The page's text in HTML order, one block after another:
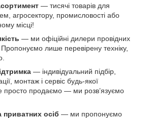
— тисячі товарів для
агросектору, промисловості або
місці!
— ми офіційні дилери провідних
Пропонуємо лише перевірену техніку,
— індивідуальний підбір,
монтаж і сервіс будь-якої
просто продаємо — ми розв’язуємо
приватних осіб — ми пропонуємо